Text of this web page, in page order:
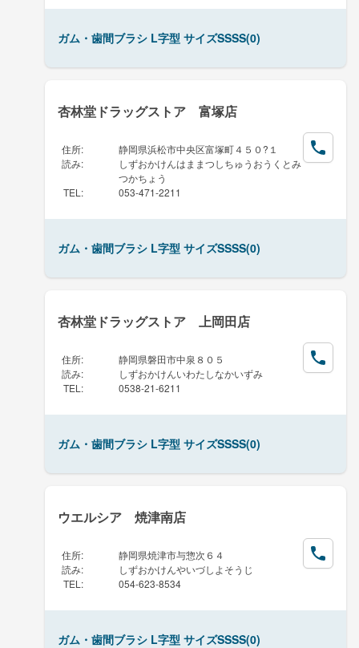
ガム・歯間ブラシ L字型 サイズSSSS(0)
杏林堂ドラッグストア 富塚店
住所:
静岡県浜松市中央区富塚町４５０?１
読み:
しずおかけんはままつしちゅうおうくとみ
つかちょう
TEL : 053-471-2211
ガム・歯間ブラシ L字型 サイズSSSS(0)
杏林堂ドラッグストア 上岡田店
住所:
静岡県磐田市中泉８０５
読み:
しずおかけんいわたしなかいずみ
TEL : 0538-21-6211
ガム・歯間ブラシ L字型 サイズSSSS(0)
ウエルシア 焼津南店
住所:
静岡県焼津市与惣次６４
読み:
しずおかけんやいづしよそうじ
TEL : 054-623-8534
ガム・歯間ブラシ L字型 サイズSSSS(0)